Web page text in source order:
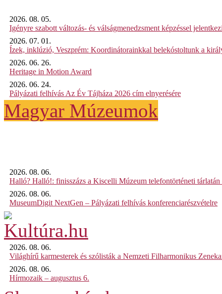
2026. 08. 05.
Igényre szabott változás- és válságmenedzsment képzéssel
2026. 07. 01.
Ízek, inklúzió, Veszprém: Koordinátorainkkal belekóstoltunk a
2026. 06. 26.
Heritage in Motion Award
2026. 06. 24.
Pályázati felhívás Az Év Tájháza 2026 cím elnyerésére
Magyar Múzeumok
2026. 08. 06.
Halló? Halló!: finisszázs a Kiscelli Múzeum telefontörténeti tárlatán
2026. 08. 06.
MuseumDigit NextGen – Pályázati felhívás konferenciarészvételre
2026. 08. 06.
Világhírű karmesterek és szólisták a Nemzeti Filharmonikus
2026. 08. 06.
Hírmozaik – augusztus 6.